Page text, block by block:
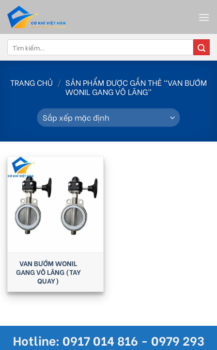
content
Tìm
kiếm:
TRANG CHỦ / SẢN PHẨM ĐƯỢC GẮN THẺ “VAN BƯỚM
WONIL GANG VÔ LĂNG”
VAN BƯỚM WONIL
GANG VÔ LĂNG (TAY
QUAY)
Hotline: 0917 014 816 - 0979 293